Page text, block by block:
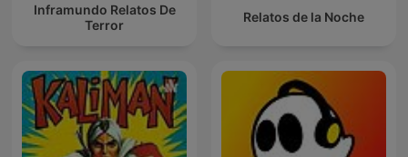
Inframundo Relatos De
Terror
Relatos de la Noche